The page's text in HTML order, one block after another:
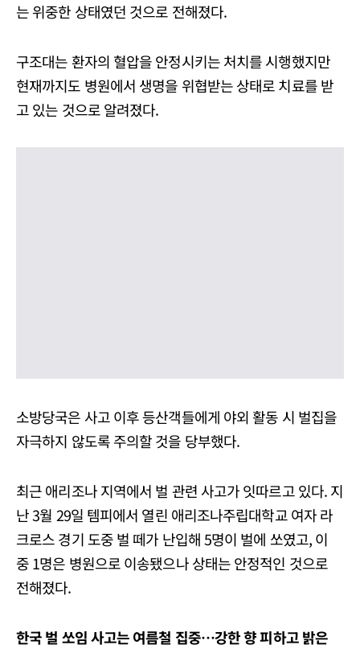
는 위중한 상태였던 것으로 전해졌다.
구조대는 환자의 혈압을 안정시키는 처치를 시행했지만
현재까지도 병원에서 생명을 위협받는 상태로 치료를 받
고 있는 것으로 알려졌다.
소방당국은 사고 이후 등산객들에게 야외 활동 시 벌집을
자극하지 않도록 주의할 것을 당부했다.
최근 애리조나 지역에서 벌 관련 사고가 잇따르고 있다. 지
난 3월 29일 템피에서 열린 애리조나주립대학교 여자 라
크로스 경기 도중 벌 떼가 난입해 5명이 벌에 쏘였고, 이
중 1명은 병원으로 이송됐으나 상태는 안정적인 것으로
전해졌다.
한국 벌 쏘임 사고는 여름철 집중…강한 향 피하고 밝은